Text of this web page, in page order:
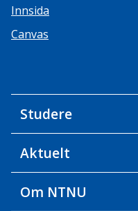
Innsida
Canvas
Studere
Aktuelt
Om NTNU